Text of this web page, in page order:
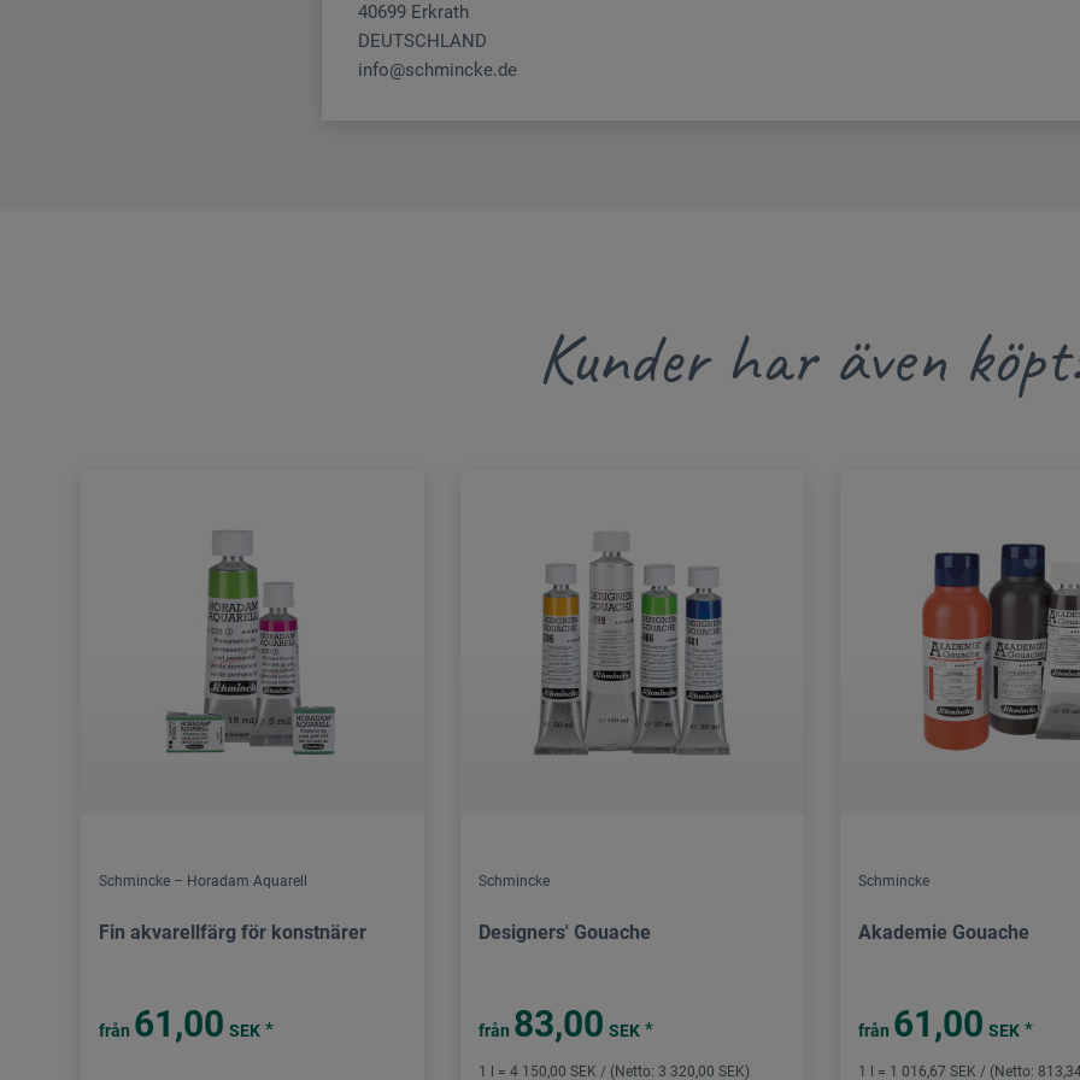
40699 Erkrath
DEUTSCHLAND
info@schmincke.de
Kunder har även
Schmincke – Horadam Aquarell
Fin akvarellfärg för konstnärer
från 61,00 SEK *
Schmincke
Designers' Gouache
från 83,00 SEK *
1 l = 4 150,00 SEK / (Netto: 3 320,00 SEK)
Schmincke
Akademie Gouache
från 61,00 SEK *
1 l = 1 016,67 SEK / (Netto: